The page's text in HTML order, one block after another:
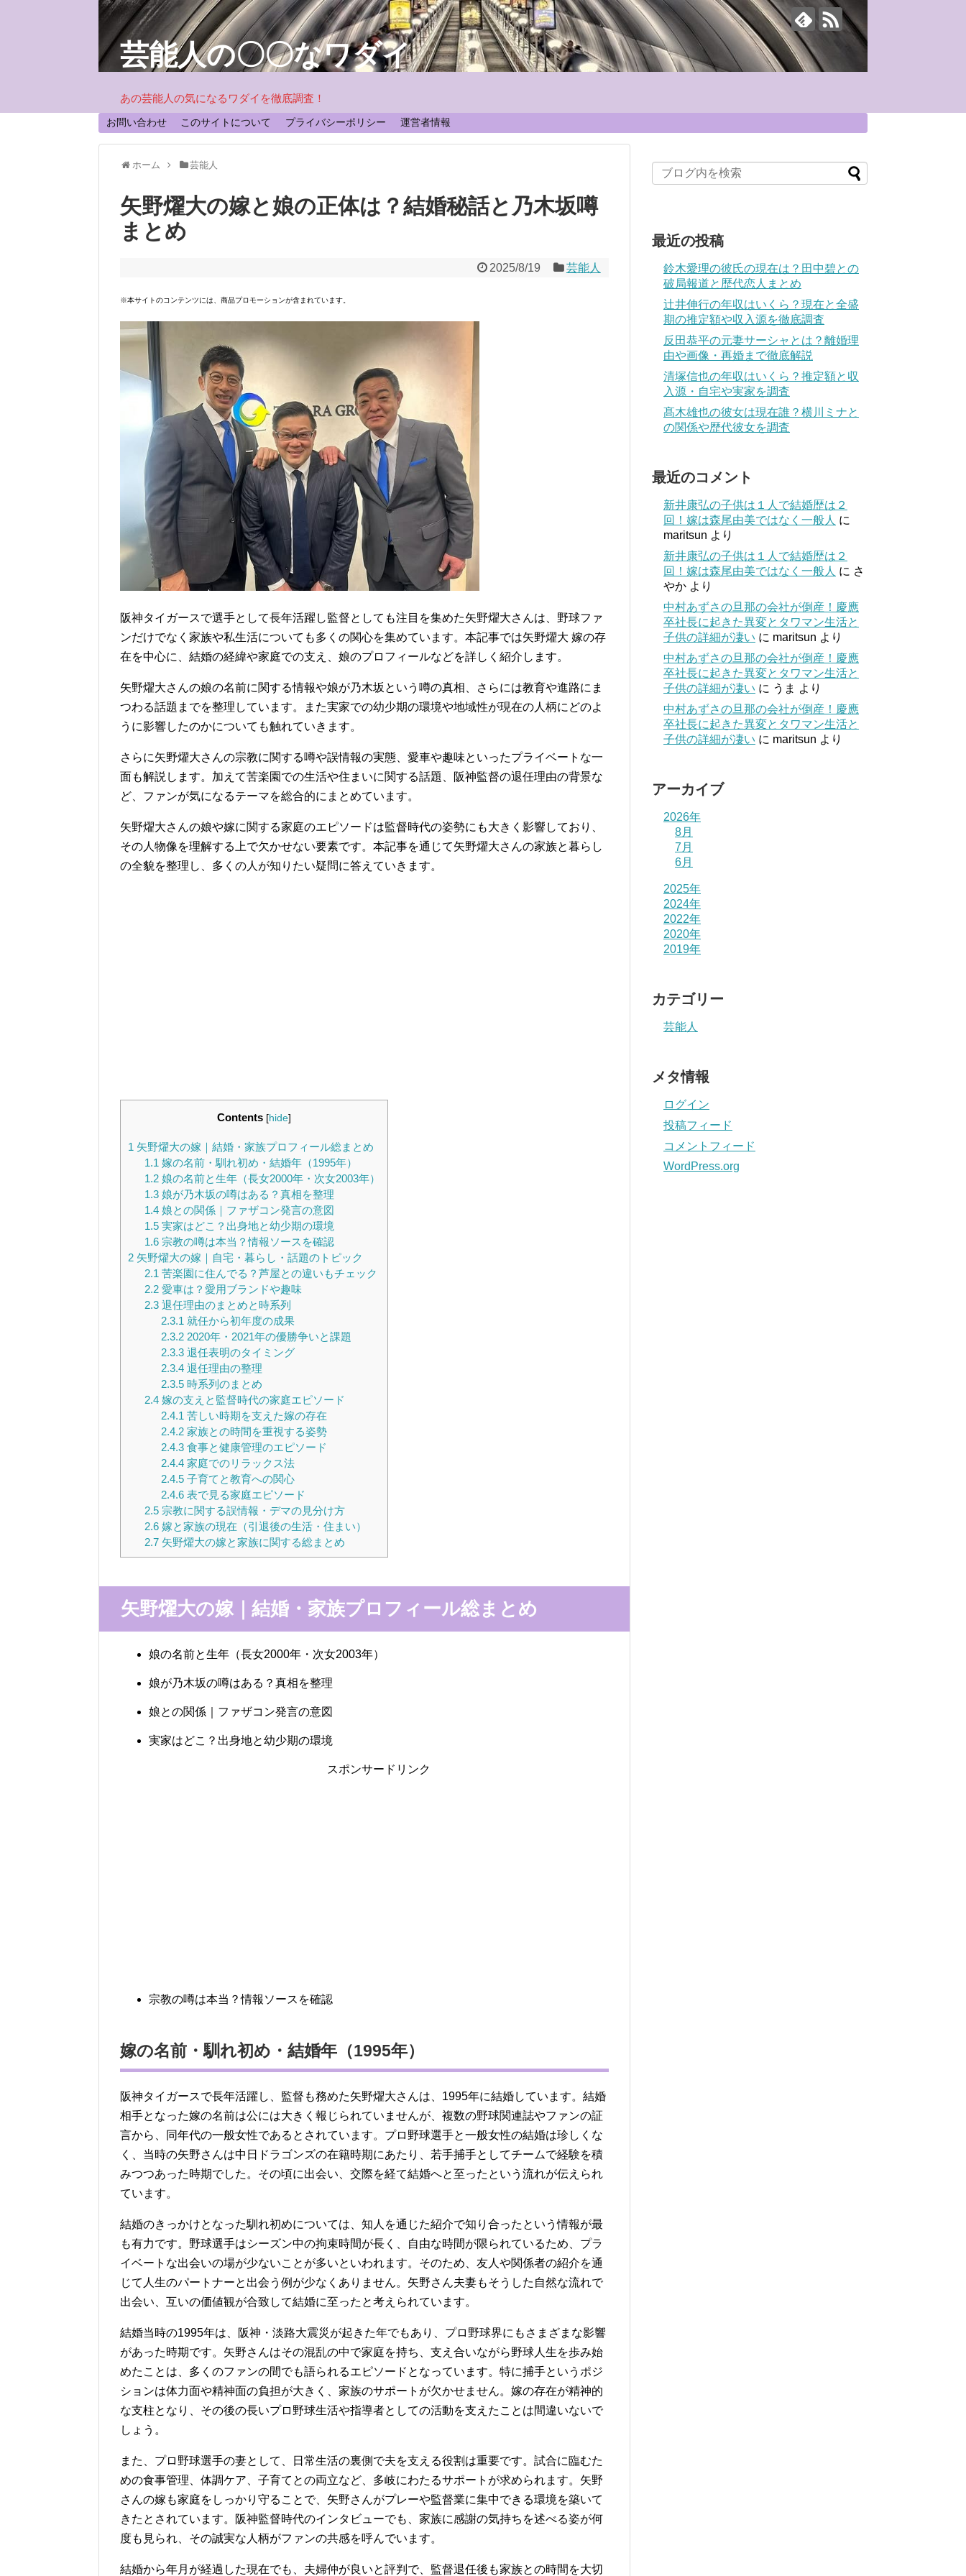
芸能人の〇〇なワダイ
あの芸能人の気になるワダイを徹底調査！
お問い合わせ このサイトについて プライバシーポリシー 運営者情報
ホーム 芸能人
矢野燿大の嫁と娘の正体は？結婚秘話と乃木坂噂
まとめ
2025/8/19 芸能人
※本サイトのコンテンツには、商品プロモーションが含まれています。
阪神タイガースで選手として長年活躍し監督としても注目を集めた矢野燿大さんは、野球ファ
ンだけでなく家族や私生活についても多くの関心を集めています。本記事では矢野燿大 嫁の存
在を中心に、結婚の経緯や家庭での支え、娘のプロフィールなどを詳しく紹介します。
矢野燿大さんの娘の名前に関する情報や娘が乃木坂という噂の真相、さらには教育や進路にま
つわる話題までを整理しています。また実家での幼少期の環境や地域性が現在の人柄にどのよ
うに影響したのかについても触れていきます。
さらに矢野燿大さんの宗教に関する噂や誤情報の実態、愛車や趣味といったプライベートな一
面も解説します。加えて苦楽園での生活や住まいに関する話題、阪神監督の退任理由の背景な
ど、ファンが気になるテーマを総合的にまとめています。
矢野燿大さんの娘や嫁に関する家庭のエピソードは監督時代の姿勢にも大きく影響しており、
その人物像を理解する上で欠かせない要素です。本記事を通じて矢野燿大さんの家族と暮らし
の全貌を整理し、多くの人が知りたい疑問に答えていきます。
Contents [hide]
1 矢野燿大の嫁｜結婚・家族プロフィール総まとめ
1.1 嫁の名前・馴れ初め・結婚年（1995年）
1.2娘の名前と生年（長女2000年・次女2003年）
1.3娘が乃木坂の噂はある？真相を整理
1.4娘との関係｜ファザコン発言の意図
1.5実家はどこ？出身地と幼少期の環境
1.6宗教の噂は本当？情報ソースを確認
2 矢野燿大の嫁｜自宅・暮らし・話題のトピック
2.1 苦楽園に住んでる？芦屋との違いもチェック
2.2愛車は？愛用ブランドや趣味
2.3退任理由のまとめと時系列
2.3.1 就任から初年度の成果
2.3.22020年・2021年の優勝争いと課題
2.3.3退任表明のタイミング
2.3.4退任理由の整理
2.3.5時系列のまとめ
2.4嫁の支えと監督時代の家庭エピソード
2.4.1 苦しい時期を支えた嫁の存在
2.4.2家族との時間を重視する姿勢
2.4.3食事と健康管理のエピソード
2.4.4家庭でのリラックス法
2.4.5子育てと教育への関心
2.4.6表で見る家庭エピソード
2.5宗教に関する誤情報・デマの見分け方
2.6嫁と家族の現在（引退後の生活・住まい）
2.7矢野燿大の嫁と家族に関する総まとめ
矢野燿大の嫁｜結婚・家族プロフィール総まとめ
娘の名前と生年（長女2000年・次女2003年）
娘が乃木坂の噂はある？真相を整理
娘との関係｜ファザコン発言の意図
実家はどこ？出身地と幼少期の環境
スポンサードリンク
宗教の噂は本当？情報ソースを確認
嫁の名前・馴れ初め・結婚年（1995年）
阪神タイガースで長年活躍し、監督も務めた矢野燿大さんは、1995年に結婚しています。結婚
相手となった嫁の名前は公には大きく報じられていませんが、複数の野球関連誌やファンの証
言から、同年代の一般女性であるとされています。プロ野球選手と一般女性の結婚は珍しくな
く、当時の矢野さんは中日ドラゴンズの在籍時期にあたり、若手捕手としてチームで経験を積
みつつあった時期でした。その頃に出会い、交際を経て結婚へと至ったという流れが伝えられ
ています。
結婚のきっかけとなった馴れ初めについては、知人を通じた紹介で知り合ったという情報が最
も有力です。野球選手はシーズン中の拘束時間が長く、自由な時間が限られているため、プラ
イベートな出会いの場が少ないことが多いといわれます。そのため、友人や関係者の紹介を通
じて人生のパートナーと出会う例が少なくありません。矢野さん夫妻もそうした自然な流れで
出会い、互いの価値観が合致して結婚に至ったと考えられています。
結婚当時の1995年は、阪神・淡路大震災が起きた年でもあり、プロ野球界にもさまざまな影響
があった時期です。矢野さんはその混乱の中で家庭を持ち、支え合いながら野球人生を歩み始
めたことは、多くのファンの間でも語られるエピソードとなっています。特に捕手というポジ
ションは体力面や精神面の負担が大きく、家族のサポートが欠かせません。嫁の存在が精神的
な支柱となり、その後の長いプロ野球生活や指導者としての活動を支えたことは間違いないで
しょう。
また、プロ野球選手の妻として、日常生活の裏側で夫を支える役割は重要です。試合に臨むた
めの食事管理、体調ケア、子育てとの両立など、多岐にわたるサポートが求められます。矢野
さんの嫁も家庭をしっかり守ることで、矢野さんがプレーや監督業に集中できる環境を築いて
きたとされています。阪神監督時代のインタビューでも、家族に感謝の気持ちを述べる姿が何
度も見られ、その誠実な人柄がファンの共感を呼んでいます。
結婚から年月が経過した現在でも、夫婦仲が良いと評判で、監督退任後も家族との時間を大切
最近の投稿
鈴木愛理の彼氏の現在は？田中碧との
破局報道と歴代恋人まとめ
辻井伸行の年収はいくら？現在と全盛
期の推定額や収入源を徹底調査
反田恭平の元妻サーシャとは？離婚理
由や画像・再婚まで徹底解説
清塚信也の年収はいくら？推定額と収
入源・自宅や実家を調査
髙木雄也の彼女は現在誰？横川ミナと
の関係や歴代彼女を調査
最近のコメント
新井康弘の子供は１人で結婚歴は２
回！嫁は森尾由美ではなく一般人 に
maritsun より
新井康弘の子供は１人で結婚歴は２
回！嫁は森尾由美ではなく一般人 に さ
やか より
中村あずさの旦那の会社が倒産！慶應
卒社長に起きた異変とタワマン生活と
子供の詳細が凄い に maritsun より
中村あずさの旦那の会社が倒産！慶應
卒社長に起きた異変とタワマン生活と
子供の詳細が凄い に うま より
中村あずさの旦那の会社が倒産！慶應
卒社長に起きた異変とタワマン生活と
子供の詳細が凄い に maritsun より
アーカイブ
2026年
8月
7月
6月
2025年
2024年
2022年
2020年
2019年
カテゴリー
芸能人
メタ情報
ログイン
投稿フィード
コメントフィード
WordPress.org